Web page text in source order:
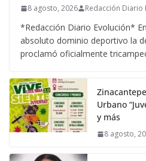
8 agosto, 2026 Redacción Diario
*Redacción Diario Evolución*
absoluto dominio deportivo la
proclamó oficialmente
Urbano
y más
8 agosto,